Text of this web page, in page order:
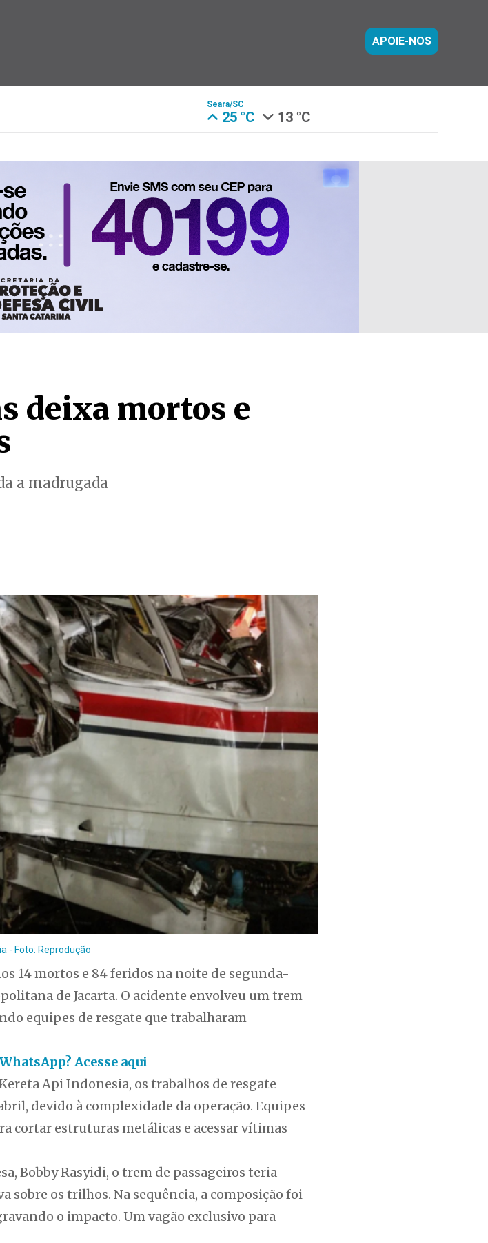
APOIE-NOS
Seara/SC
25 °C 13 °C
deixa mortos e
a madrugada
- Foto: Reprodução
14 mortos e 84 feridos na noite de segunda-
de Jacarta. O acidente envolveu um trem
equipes de resgate que trabalharam
Acesse aqui
Api Indonesia, os trabalhos de resgate
devido à complexidade da operação. Equipes
cortar estruturas metálicas e acessar vítimas
Bobby Rasyidi, o trem de passageiros teria
os trilhos. Na sequência, a composição foi
o impacto. Um vagão exclusivo para